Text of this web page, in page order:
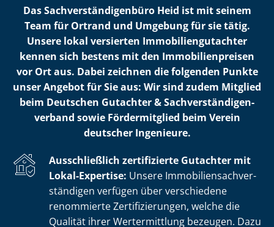
Das Sach­ver­stän­di­gen­bü­ro Heid ist mit seinem
Team für Ortrand und Umgebung für sie tätig.
Unsere lokal versierten Im­mo­bi­li­en­gut­ach­ter
kennen sich bestens mit den Im­mo­bi­li­en­prei­sen
vor Ort aus. Dabei zeichnen die folgenden Punkte
unser Angebot für Sie aus: Wir sind zudem Mitglied
beim Deutschen Gutachter & Sach­ver­stän­di­gen­
ver­band sowie Fördermitglied beim Verein
deutscher Ingenieure.
Ausschließlich zertifizierte Gutachter mit
Lokal-Expertise: Unsere Im­mo­bi­li­en­sach­ver­
stän­di­gen verfügen über verschiedene
renommierte Zer­ti­fi­zie­run­gen, welche die
Qualität ihrer Wertermittlung bezeugen. Dazu